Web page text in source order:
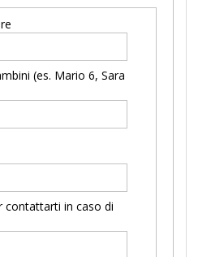
(es. Mario 6, Sara
contattarti in caso di